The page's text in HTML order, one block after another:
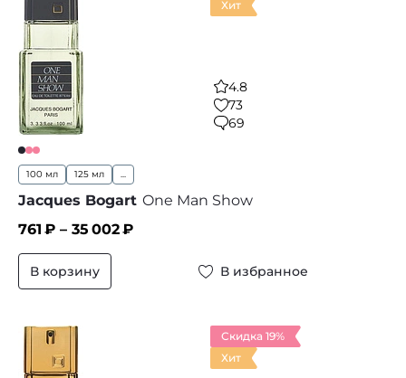
Хит
4.8
73
69
100 мл 125 мл ...
Jacques Bogart One Man Show
761 ₽ – 35 002₽
В корзину В избранное
Скидка 19%
Хит